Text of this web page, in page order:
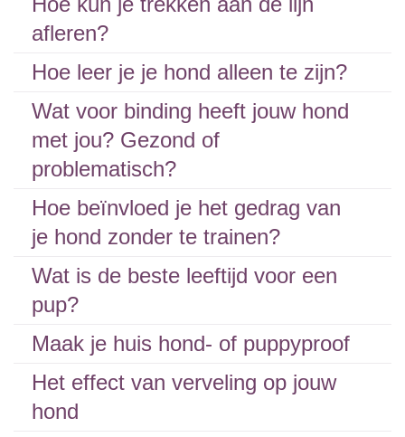
afleren?
Hoe leer je je hond alleen te zijn?
Wat voor binding heeft jouw hond
met jou? Gezond of
problematisch?
Hoe beïnvloed je het gedrag van
je hond zonder te trainen?
Wat is de beste leeftijd voor een
pup?
Maak je huis hond- of puppyproof
Het effect van verveling op jouw
hond